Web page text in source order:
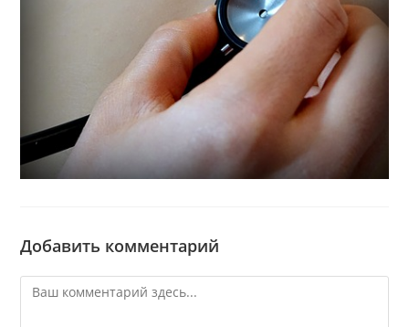
Добавить комментарий
Комментарий